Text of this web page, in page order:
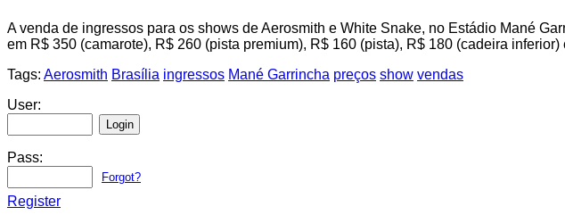
A venda de ingressos para os shows de Aerosmith e White Snake, no Estádio Mané
em R$ 350 (camarote), R$ 260 (pista premium), R$ 160 (pista), R$ 180 (cadeira
Tags: Aerosmith Brasília ingressos Mané Garrincha preços show vendas
User:
Pass:
Forgot?
Register